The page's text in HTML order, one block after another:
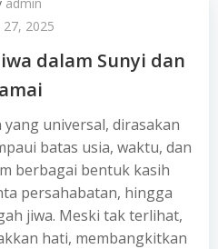
27, 2025
dalam Sunyi dan
universal, dirasakan
batas usia, waktu, dan
berbagai bentuk kasih
persahabatan, hingga
jiwa. Meski tak terlihat,
hati, membangkitkan